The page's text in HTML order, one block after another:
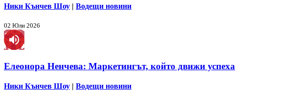
Ники Кънчев Шоу | Водещи новини
02 Юли 2026
Елеонора Ненчева: Маркетингът, който движи успеха
Ники Кънчев Шоу | Водещи новини